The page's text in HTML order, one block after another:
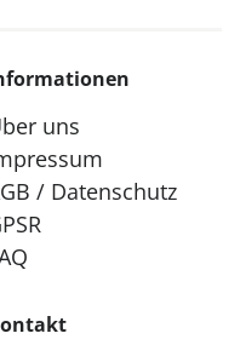
uns
/ Datenschutz